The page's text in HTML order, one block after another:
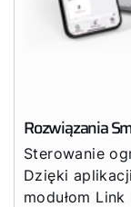
Rozwiązania
Sterowanie
Dzięki
modułom